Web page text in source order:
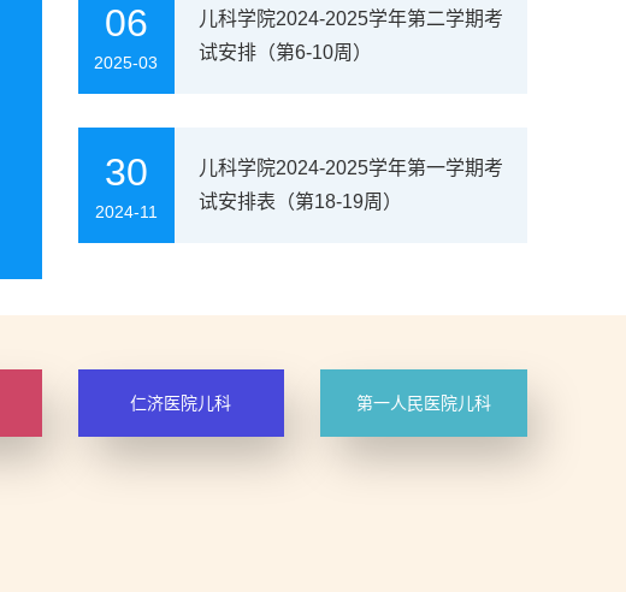
06
2025-03
儿科学院2024-2025学年第二学期考
试安排（第6-10周）
30
2024-11
儿科学院2024-2025学年第一学期考
试安排表（第18-19周）
仁济医院儿科 第一人民医院儿科